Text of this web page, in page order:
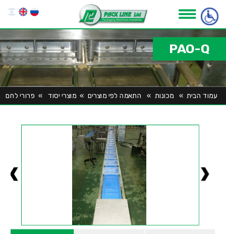
PAO-Q
עמוד הבית» מכונות » התאמה לפי מוצרים » מוצרי יסוד» פרורי לחם